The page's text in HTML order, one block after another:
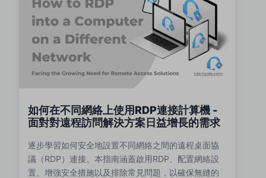
如何在不同網絡上使用RDP連接計算機 -
面對對遠程訪問解決方案日益增長的需求
逐步學習如何安全地設置不同網絡之間的遠程桌面協
議（RDP）連接。本指南涵蓋啟用RDP、配置網絡設
置、增強安全措施以及排除常見問題，以確保無縫的